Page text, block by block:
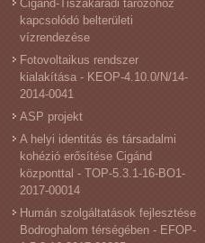
Cigánd-Tiszakarádi tározóhoz
kapcsolódó belterületi
vízrendezése
Fotovoltaikus rendszer
kialakítása - KEOP-4.10.0/N/14-
2014-0041
ASP projekt
A helyi identitás és társadalmi
kohézió erősítése Cigánd
központtal - TOP-5.3.1-16-BO1-
2017-00014
Humán szolgáltatások fejlesztése
Bodroghalom térségében - EFOP-